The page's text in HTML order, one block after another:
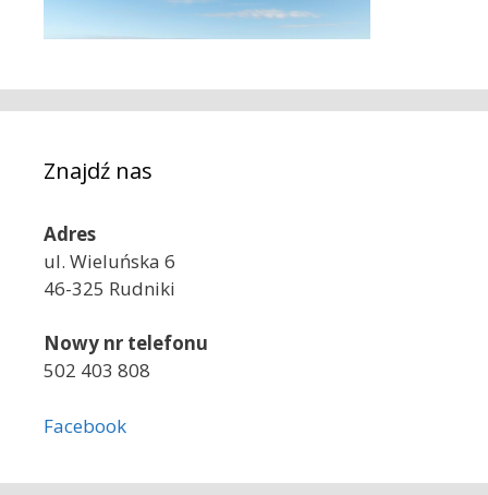
Znajdź nas
Adres
ul. Wieluńska 6
46-325 Rudniki
Nowy nr telefonu
502 403 808
Facebook